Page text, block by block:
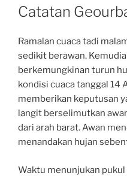
ON
Catatan
Ramalan cuaca tadi
sedikit berawan.
berkemungkinan turun
kondisi cuaca tanggal 14
memberikan keputusan
langit berselimutkan
dari arah barat. Awan
menandakan hujan
Waktu menunjukan